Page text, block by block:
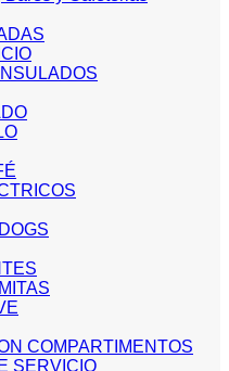
COMPARTIMENTOS
SERVICIO